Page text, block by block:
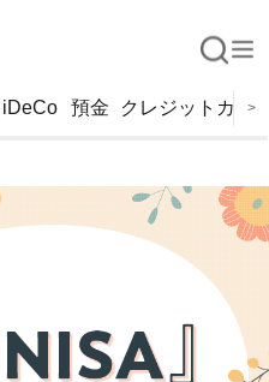
iDeCo 預金 クレジットカー
>